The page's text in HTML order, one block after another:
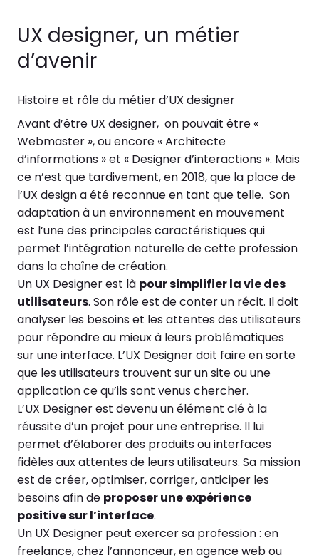
UX designer, un métier
d’avenir
Histoire et rôle du métier d’UX designer
Avant d’être UX designer, on pouvait être «
Webmaster », ou encore « Architecte
d’informations » et « Designer d’interactions ». Mais
ce n’est que tardivement, en 2018, que la place de
l’UX design a été reconnue en tant que telle. Son
adaptation à un environnement en mouvement
est l’une des principales caractéristiques qui
permet l’intégration naturelle de cette profession
dans la chaîne de création.
Un UX Designer est là pour simplifier la vie des
utilisateurs. Son rôle est de conter un récit. Il doit
analyser les besoins et les attentes des utilisateurs
pour répondre au mieux à leurs problématiques
sur une interface. L’UX Designer doit faire en sorte
que les utilisateurs trouvent sur un site ou une
application ce qu’ils sont venus chercher.
L’UX Designer est devenu un élément clé à la
réussite d’un projet pour une entreprise. Il lui
permet d’élaborer des produits ou interfaces
fidèles aux attentes de leurs utilisateurs. Sa mission
est de créer, optimiser, corriger, anticiper les
besoins afin de proposer une expérience
positive sur l’interface.
Un UX Designer peut exercer sa profession : en
freelance, chez l’annonceur, en agence web ou